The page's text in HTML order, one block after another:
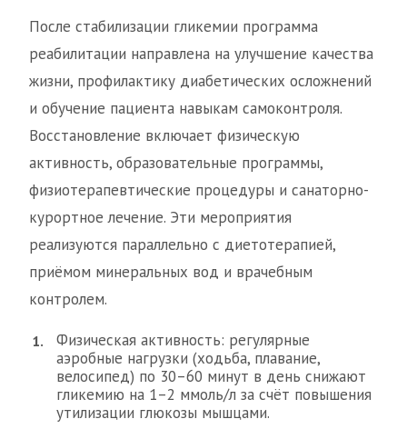
После стабилизации гликемии программа
реабилитации направлена на улучшение качества
жизни, профилактику диабетических осложнений
и обучение пациента навыкам самоконтроля.
Восстановление включает физическую
активность, образовательные программы,
физиотерапевтические процедуры и санаторно-
курортное лечение. Эти мероприятия
реализуются параллельно с диетотерапией,
приёмом минеральных вод и врачебным
контролем.
Физическая активность: регулярные
аэробные нагрузки (ходьба, плавание,
велосипед) по 30–60 минут в день снижают
гликемию на 1–2 ммоль/л за счёт повышения
утилизации глюкозы мышцами.